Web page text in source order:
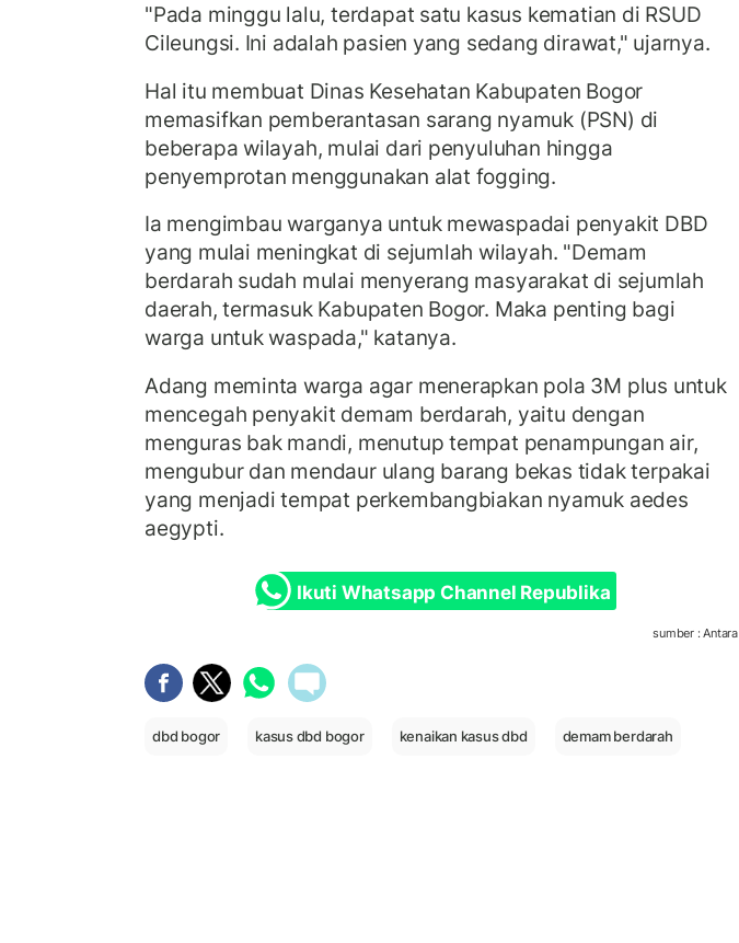
"Pada minggu lalu, terdapat satu kasus kematian di RSUD
Cileungsi. Ini adalah pasien yang sedang dirawat," ujarnya.
Hal itu membuat Dinas Kesehatan Kabupaten Bogor
memasifkan pemberantasan sarang nyamuk (PSN) di
beberapa wilayah, mulai dari penyuluhan hingga
penyemprotan menggunakan alat fogging.
Ia mengimbau warganya untuk mewaspadai penyakit DBD
yang mulai meningkat di sejumlah wilayah. "Demam
berdarah sudah mulai menyerang masyarakat di sejumlah
daerah, termasuk Kabupaten Bogor. Maka penting bagi
warga untuk waspada," katanya.
Adang meminta warga agar menerapkan pola 3M plus untuk
mencegah penyakit demam berdarah, yaitu dengan
menguras bak mandi, menutup tempat penampungan air,
mengubur dan mendaur ulang barang bekas tidak terpakai
yang menjadi tempat perkembangbiakan nyamuk aedes
aegypti.
Ikuti Whatsapp Channel Republika
sumber : Antara
dbd bogor kasus dbd bogor kenaikan kasus dbd demam berdarah